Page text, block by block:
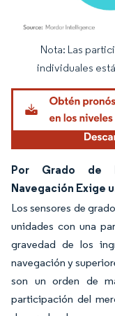
Imagen © Mordor
Nota: Las
individuales
Por Grado de
Navegación Exige
Los sensores de
unidades con una
gravedad de los
navegación y
son un orden de
participación del